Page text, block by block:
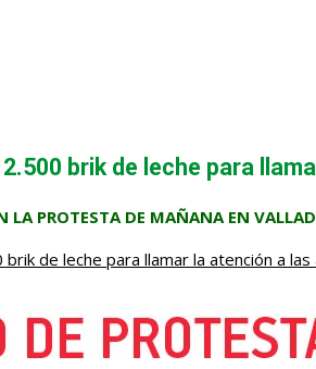
brik de leche para
PROTESTA DE MAÑANA EN
de leche para llamar la atención a